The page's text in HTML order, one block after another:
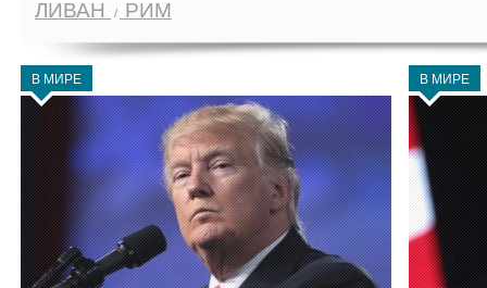
ЛИВАН РИМ
В МИРЕ В МИРЕ